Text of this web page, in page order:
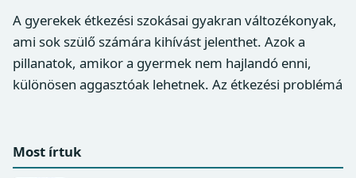
A gyerekek étkezési szokásai gyakran változékonyak,
ami sok szülő számára kihívást jelenthet. Azok a
pillanatok, amikor a gyermek nem hajlandó enni,
különösen aggasztóak lehetnek. Az étkezési problémá
Most írtuk